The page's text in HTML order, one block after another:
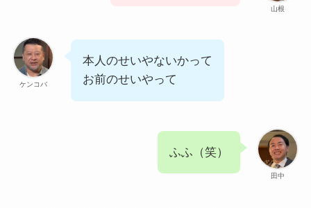
山根
ケンコバ
本人のせいやないかって
お前のせいやって
田中
ふふ（笑）